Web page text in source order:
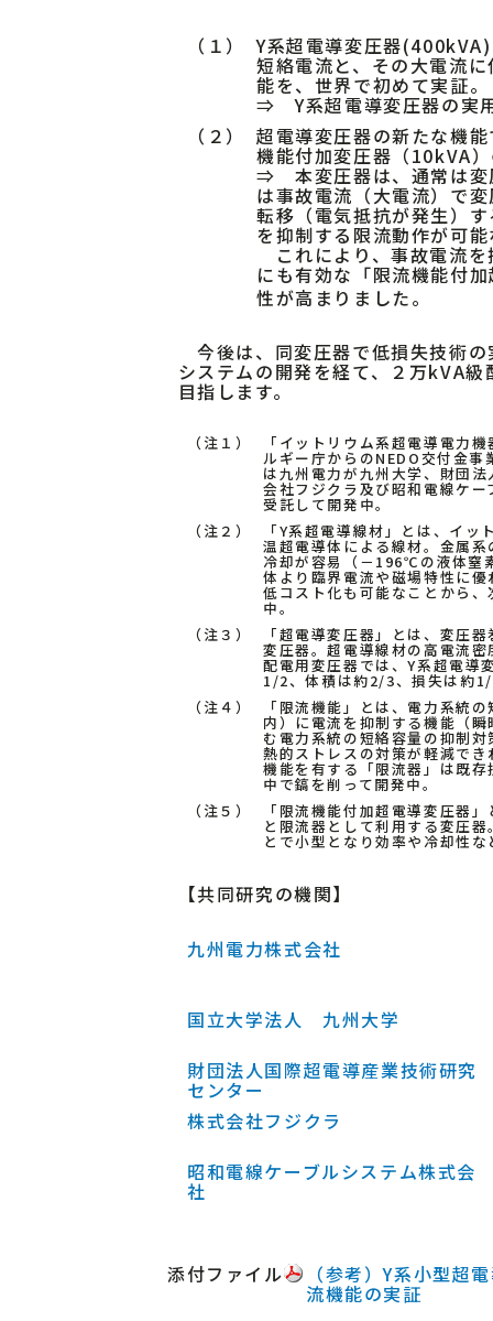
（１） Y系超電導変圧器
短絡電流と、その大電流
能を、世界で初めて実証。
⇒ Y系超電導変圧器の実
（２）
超電導変圧器の新たな機
機能付加変圧器（10kVA
⇒ 本変圧器は、通常は変
は事故電流（大電流）で
転移（電気抵抗が発生）
を抑制する限流動作が可
これにより、事故電流
にも有効な「限流機能付
性が高まりました。
今後は、同変圧器で低損失技術
システムの開発を経て、２万kVA
目指します。
（注１） 「イットリウム系超電導電力
ルギー庁からのNEDO交付金
は九州電力が九州大学、財団
会社フジクラ及び昭和電線ケ
受託して開発中。
（注２）
「Y系超電導線材」とは、イ
温超電導体による線材。金属
冷却が容易（－196℃の液体窒
体より臨界電流や磁場特性に
低コスト化も可能なことから
中。
（注３）
「超電導変圧器」とは、変圧
変圧器。超電導線材の高電流
配電用変圧器では、Y系超電導
1/2、体積は約2/3、損失は約
（注４）
「限流機能」とは、電力系統
内）に電流を抑制する機能（
む電力系統の短絡容量の抑制
熱的ストレスの対策が軽減で
機能を有する「限流器」は既
中で鎬を削って開発中。
（注５）
「限流機能付加超電導変圧器
と限流器として利用する変圧
とで小型となり効率や冷却性
【共同研究の機関】
九州電力株式会社
国立大学法人 九州大学
財団法人国際超電導産業技術研究
センター
株式会社フジクラ
昭和電線ケーブルシステム株式会
社
添付ファイル （参考）Y系小型超
流機能の実証